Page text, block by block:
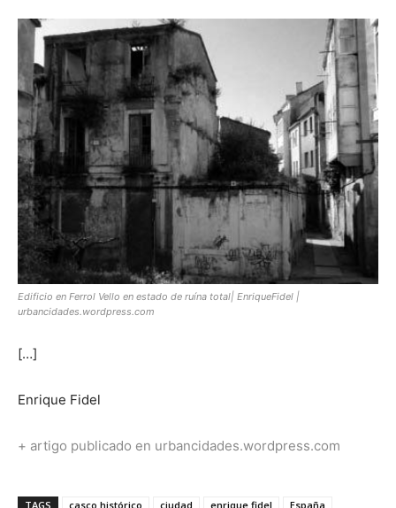
Edificio en Ferrol Vello en estado de ruína total| EnriqueFidel |
urbancidades.wordpress.com
[…]
Enrique Fidel
+ artigo publicado en urbancidades.wordpress.com
TAGS casco histórico ciudad enrique fidel
España